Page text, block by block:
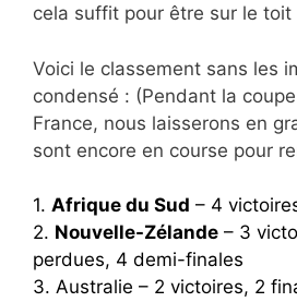
cela suffit pour être sur le
Voici le classement sans les
condensé : (Pendant la
France, nous laisserons en
sont encore en course pour
1. Afrique du Sud – 4
2. Nouvelle-Zélande – 3
perdues, 4 demi-finales
3. Australie – 2 victoires, 2